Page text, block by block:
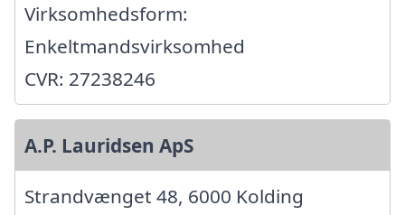
Virksomhedsform:
Enkeltmandsvirksomhed
CVR: 27238246
A.P. Lauridsen ApS
Strandvænget 48, 6000 Kolding